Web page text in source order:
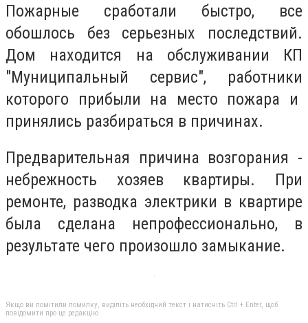
Пожарные сработали быстро, все
обошлось без серьезных последствий.
Дом находится на обслуживании КП
"Муниципальный сервис", работники
которого прибыли на место пожара и
принялись разбираться в причинах.
Предварительная причина возгорания -
небрежность хозяев квартиры. При
ремонте, разводка электрики в квартире
была сделана непрофессионально, в
результате чего произошло замыкание.
Якщо ви помітили помилку, виділіть необхідний текст і натисніть Ctrl + Enter, щоб
повідомити про це редакцію